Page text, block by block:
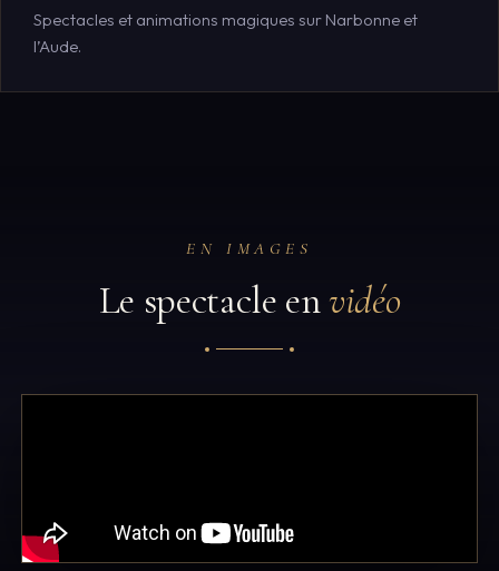
Spectacles et animations magiques sur Narbonne et
l’Aude.
EN IMAGES
Le spectacle envidéo